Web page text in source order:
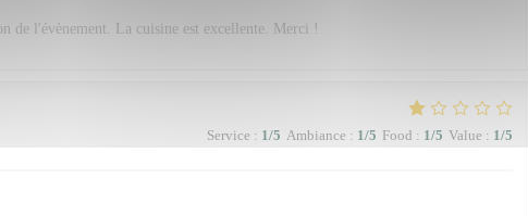
de l'évènement. La cuisine est excellente. Merci !
Service : 1/5 Ambiance : 1/5 Food : 1/5 Value : 1/5